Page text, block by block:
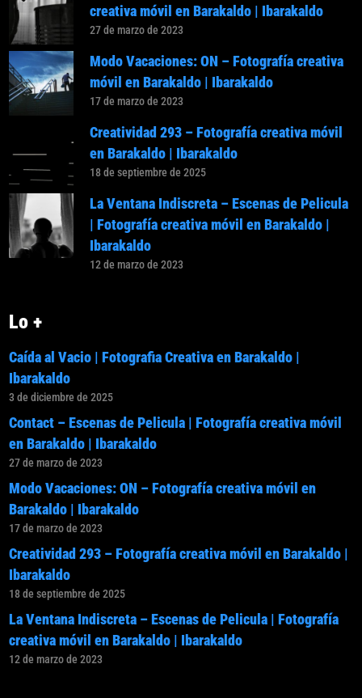
creativa móvil en Barakaldo | Ibarakaldo
27 de marzo de 2023
Modo Vacaciones: ON – Fotografía creativa
móvil en Barakaldo | Ibarakaldo
17 de marzo de 2023
Creatividad 293 – Fotografía creativa móvil
en Barakaldo | Ibarakaldo
18 de septiembre de 2025
La Ventana Indiscreta – Escenas de Pelicula
| Fotografía creativa móvil en Barakaldo |
Ibarakaldo
12 de marzo de 2023
Lo +
Caída al Vacio | Fotografia Creativa en Barakaldo |
Ibarakaldo
3 de diciembre de 2025
Contact – Escenas de Pelicula | Fotografía creativa móvil
en Barakaldo | Ibarakaldo
27 de marzo de 2023
Modo Vacaciones: ON – Fotografía creativa móvil en
Barakaldo | Ibarakaldo
17 de marzo de 2023
Creatividad 293 – Fotografía creativa móvil en Barakaldo |
Ibarakaldo
18 de septiembre de 2025
La Ventana Indiscreta – Escenas de Pelicula | Fotografía
creativa móvil en Barakaldo | Ibarakaldo
12 de marzo de 2023